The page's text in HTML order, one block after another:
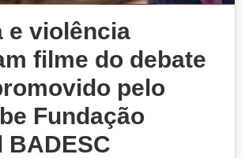
e violência
filme do debate
pelo
Fundação
BADESC